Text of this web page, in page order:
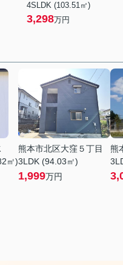
4SLDK (103.51㎡)
3,298万円
㎡)
熊本市北区大窪５丁目
3LDK (94.03㎡)
1,999万円
熊